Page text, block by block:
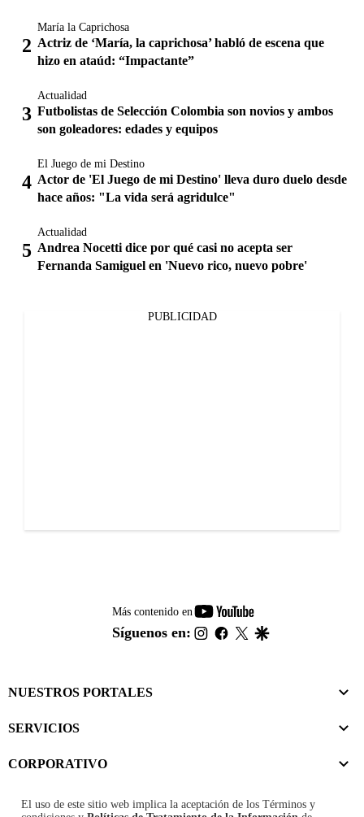
María la Caprichosa
Actriz de ‘María, la caprichosa’ habló de escena que
hizo en ataúd: “Impactante”
Actualidad
Futbolistas de Selección Colombia son novios y ambos
son goleadores: edades y equipos
El Juego de mi Destino
Actor de 'El Juego de mi Destino' lleva duro duelo desde
hace años: "La vida será agridulce"
Actualidad
Andrea Nocetti dice por qué casi no acepta ser
Fernanda Samiguel en 'Nuevo rico, nuevo pobre'
PUBLICIDAD
Más contenido en
youtube-
footer
Síguenos en: instagram
facebook
twitter
NUESTROS PORTALES
SERVICIOS
CORPORATIVO
El uso de este sitio web implica la aceptación de los Términos y